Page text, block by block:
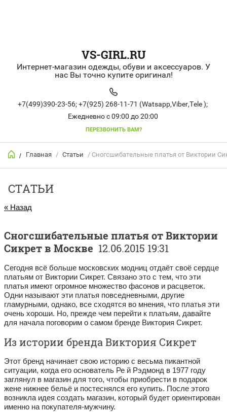
VS-GIRL.RU
Интернет-магазин одежды, обуви и аксессуаров. У
нас Вы точно купите оригинал!
+7(499)390-23-56;+7(925) 268-11-71 (Watsapp,Viber,Tele );
Ежедневно с 09:00 до 20:00
ПЕРЕЗВОНИТЬ ВАМ?
/ Главная / Статьи / Сногсшибательные платья от Виктории
СТАТЬИ
« Назад
Сногсшибательные платья от Виктории
Сикрет в Москве 12.06.2015 19:31
Сегодня всё больше московских модниц отдаёт своё сердце
платьям от Виктории Сикрет. Связано это с тем, что эти
платья имеют огромное множество фасонов и расцветок.
Одни называют эти платья повседневными, другие
гламурными, однако, все сходятся во мнения, что платья эти
очень хороши. Но, прежде чем перейти к платьям, давайте
для начала поговорим о самом бренде Виктория Сикрет.
Из истории бренда Виктория Сикрет
Этот бренд начинает свою историю с весьма пикантной
ситуации, когда его основатель Ре й Рэдмонд в 1977 году
заглянул в магазин для того, чтобы приобрести в подарок
жене нижнее бельё и постеснялся его купить. После этого
возникла идея создать магазин, который будет ориентирован
именно на покупателя-мужчину.